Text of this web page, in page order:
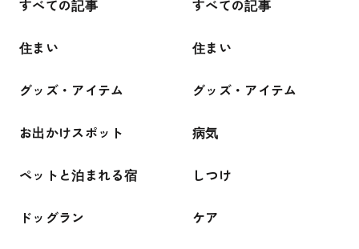
すべての記事
住まい
グッズ・アイテム
お出かけスポット
ペットと泊まれる宿
ドッグラン
すべての記事
住まい
グッズ・アイテム
病気
しつけ
ケア